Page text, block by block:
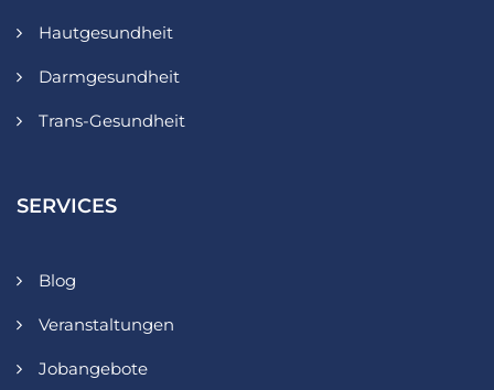
Hautgesundheit
Darmgesundheit
Trans-Gesundheit
SERVICES
Blog
Veranstaltungen
Jobangebote